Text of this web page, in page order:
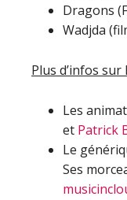
Dragons
Wadjda
Plus d’infos sur
Les
et Patrick
Le
Ses